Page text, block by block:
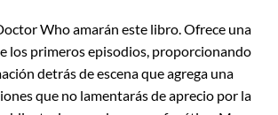
Who amarán este libro. Ofrece una
los primeros episodios, proporcionando
detrás de escena que agrega una
que no lamentarás de aprecio por la